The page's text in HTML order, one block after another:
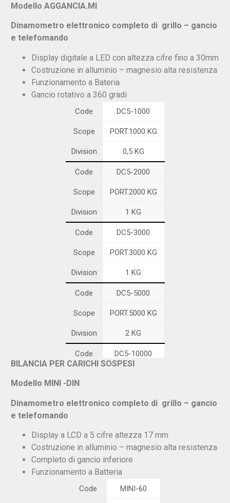
Modello AGGANCIA.MI
Dinamometro elettronico completo di grillo – gancio
e telefomando
Display digitale a LED con altezza cifre fino a 30mm
Costruzione in alluminio – magnesio alta resistenza
Funzionamento a Bateria
Gancio rotativo a 360 gradi
Code DC5-1000
Scope PORT.1000 KG
Division 0,5 KG
Code DC5-2000
Scope PORT.2000 KG
Division 1 KG
Code DC5-3000
Scope PORT.3000 KG
Division 1 KG
Code DC5-5000
Scope PORT.5000 KG
Division 2 KG
Code DC5-10000
Scope PORT.15000 KG
Division 10 KG
BILANCIA PER CARICHI SOSPESI
Modello MINI -DIN
Dinamometro elettronico completo di grillo – gancio
e telefomando
Display a LCD a 5 cifre altezza 17 mm
Costruzione in alluminio – magnesio alta resistenza
Completo di gancio inferiore
Funzionamento a Batteria
Code MINI-60